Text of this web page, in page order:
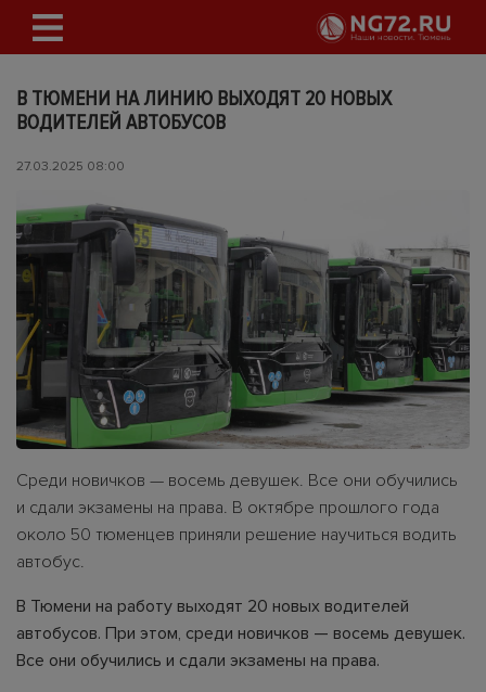
В ТЮМЕНИ НА ЛИНИЮ ВЫХОДЯТ 20 НОВЫХ
ВОДИТЕЛЕЙ АВТОБУСОВ
27.03.2025 08:00
Среди новичков — восемь девушек. Все они обучились
и сдали экзамены на права. В октябре прошлого года
около 50 тюменцев приняли решение научиться водить
автобус.
В Тюмени на работу выходят 20 новых водителей
автобусов. При этом, среди новичков — восемь девушек.
Все они обучились и сдали экзамены на права.